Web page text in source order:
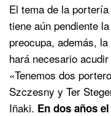
El tema de la
tiene aún pendiente
preocupa, además,
hará necesario
«Tenemos dos
Szczesny y Ter
Iñaki. En dos años